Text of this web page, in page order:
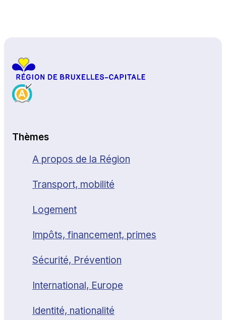
Thèmes
A propos de la Région
Transport, mobilité
Logement
Impôts, financement, primes
Sécurité, Prévention
International, Europe
Identité, nationalité